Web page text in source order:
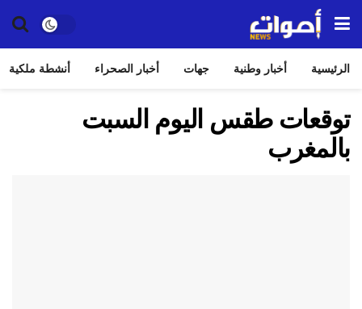
الرئيسية أخبار وطنية جهات أخبار الصحراء أنشطة ملكية
توقعات طقس اليوم السبت
بالمغرب